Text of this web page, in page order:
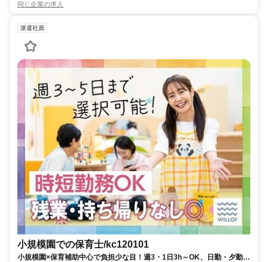
同じ企業の求人
派遣社員
小規模園での保育士/kc120101
小規模園×保育補助中心で負担少な目！週3・1日3h～OK、日勤・夕勤等